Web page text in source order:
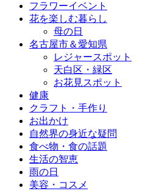
フラワーイベント
花を楽しむ暮らし
母の日
名古屋市＆愛知県
レジャースポット
天白区・緑区
お花見スポット
健康
クラフト・手作り
お出かけ
自然界の身近な疑問
食べ物・食の話題
生活の智恵
雨の日
美容・コスメ